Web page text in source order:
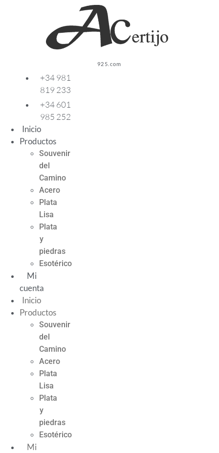
925.com
+34 981
819 233
+34 601
985 252
Inicio
Productos
Souvenir
del
Camino
Acero
Plata
Lisa
Plata
y
piedras
Esotérico
Mi
cuenta
Inicio
Productos
Souvenir
del
Camino
Acero
Plata
Lisa
Plata
y
piedras
Esotérico
Mi